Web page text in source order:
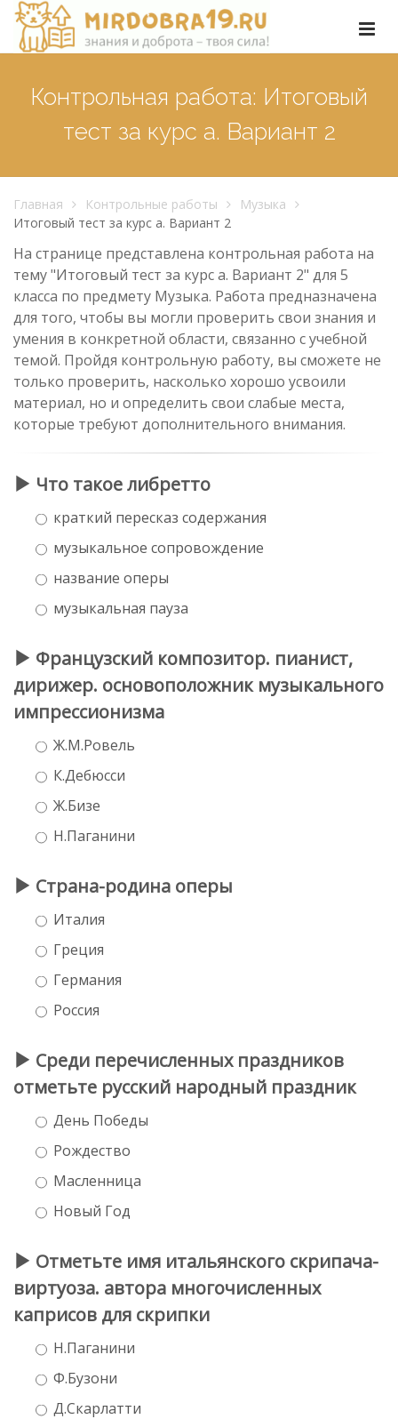
Контрольная работа: Итоговый
тест за курс а. Вариант 2
Главная Контрольные работы
Музыка
Итоговый тест за курс а. Вариант 2
На странице представлена контрольная работа на
тему "Итоговый тест за курс а. Вариант 2" для 5
класса по предмету Музыка. Работа предназначена
для того, чтобы вы могли проверить свои знания и
умения в конкретной области, связанно с учебной
темой. Пройдя контрольную работу, вы сможете не
только проверить, насколько хорошо усвоили
материал, но и определить свои слабые места,
которые требуют дополнительного внимания.
Что такое либретто
краткий пересказ содержания
музыкальное сопровождение
название оперы
музыкальная пауза
Французский композитор. пианист,
дирижер. основоположник музыкального
импрессионизма
Ж.М.Ровель
К.Дебюсси
Ж.Бизе
Н.Паганини
Страна-родина оперы
Италия
Греция
Германия
Россия
Среди перечисленных праздников
отметьте русский народный праздник
День Победы
Рождество
Масленница
Новый Год
Отметьте имя итальянского скрипача-
виртуоза. автора многочисленных
каприсов для скрипки
Н.Паганини
Ф.Бузони
Д.Скарлатти